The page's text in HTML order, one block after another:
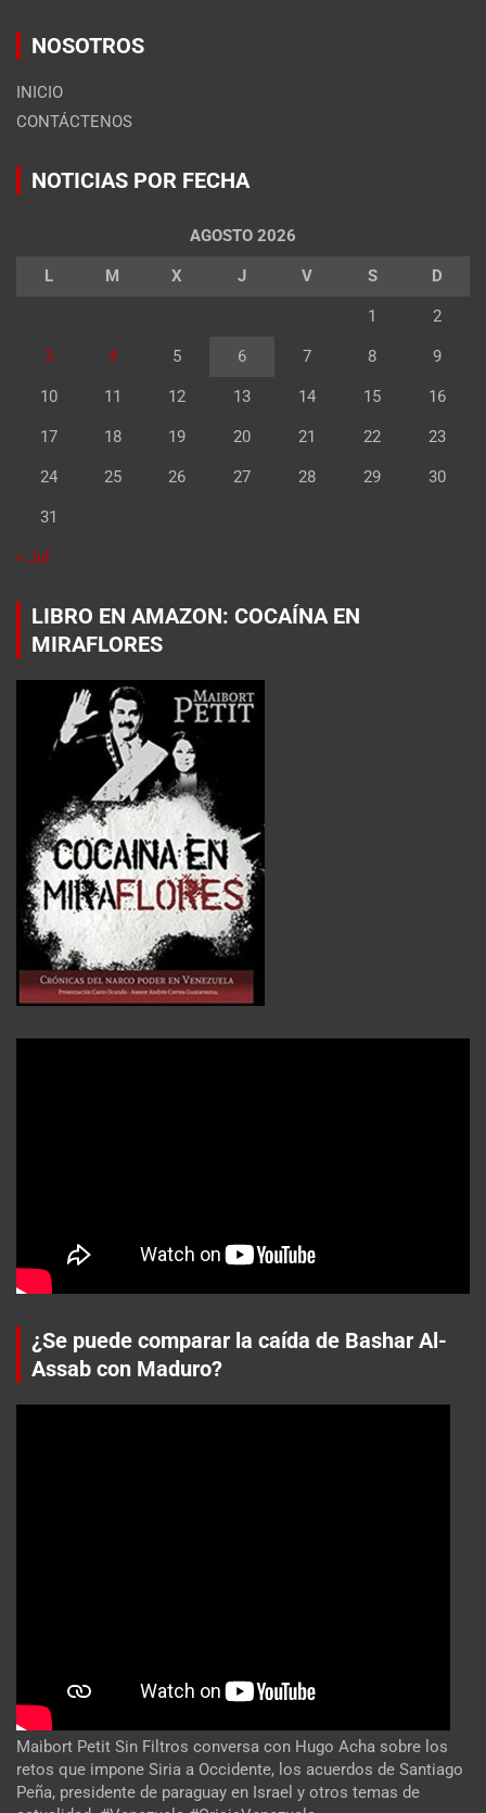
NOSOTROS
INICIO
CONTÁCTENOS
NOTICIAS POR FECHA
AGOSTO 2026
L M X J V S D
1 2
3 4 5 6 7 8 9
10 11 12 13 14 15 16
17 18 19 20 21 22 23
24 25 26 27 28 29 30
31
« Jul
LIBRO EN AMAZON: COCAÍNA EN
MIRAFLORES
¿Se puede comparar la caída de Bashar Al-
Assab con Maduro?
Maibort Petit Sin Filtros conversa con Hugo Acha sobre los
retos que impone Siria a Occidente, los acuerdos de Santiago
Peña, presidente de paraguay en Israel y otros temas de